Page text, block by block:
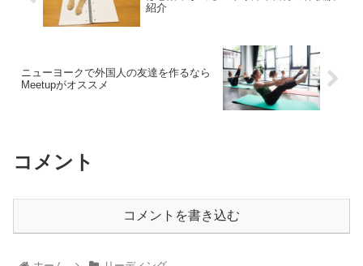
紹介
ニューヨークで外国人の友達を作るなら
Meetupがオススメ
コメント
コメントを書き込む